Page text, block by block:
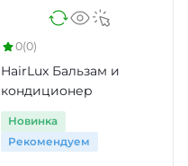
0(0)
HairLux Бальзам и
кондиционер
Новинка
Рекомендуем